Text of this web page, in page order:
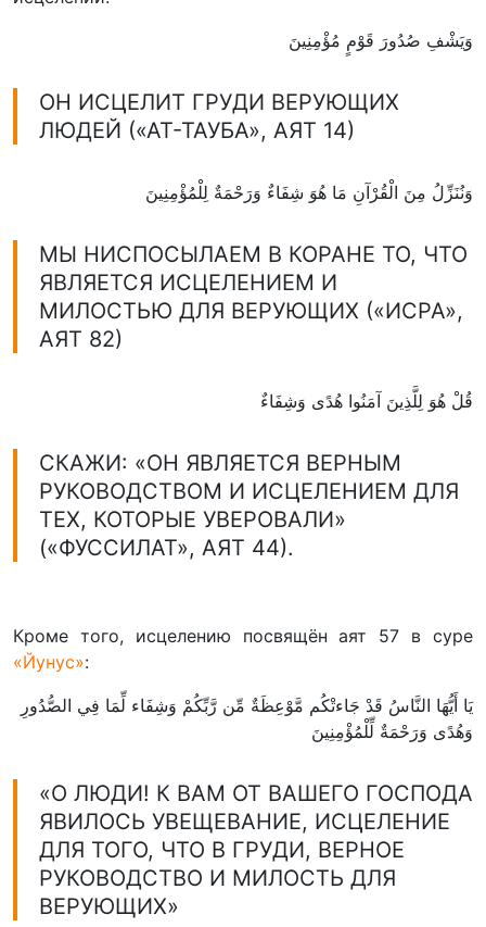
وَيَشْفِ صُدُورَ قَوْمٍ مُؤْمِنِينَ
ОН ИСЦЕЛИТ ГРУДИ ВЕРУЮЩИХ
ЛЮДЕЙ («АТ-ТАУБА», АЯТ 14)
وَنُنَزِّلُ مِنَ الْقُرْآنِ مَا هُوَ شِفَاءٌ وَرَحْمَةٌ لِلْمُؤْمِنِينَ
МЫ НИСПОСЫЛАЕМ В КОРАНЕ ТО, ЧТО
ЯВЛЯЕТСЯ ИСЦЕЛЕНИЕМ И
МИЛОСТЬЮ ДЛЯ ВЕРУЮЩИХ («ИСРА»,
АЯТ 82)
قُلْ هُوَ لِلَّذِينَ آمَنُوا هُدًى وَشِفَاءٌ
СКАЖИ: «ОН ЯВЛЯЕТСЯ ВЕРНЫМ
РУКОВОДСТВОМ И ИСЦЕЛЕНИЕМ ДЛЯ
ТЕХ, КОТОРЫЕ УВЕРОВАЛИ»
(«ФУССИЛАТ», АЯТ 44).
Кроме того, исцелению посвящён аят 57 в суре
«Йунус»:
يَا أَيُّهَا النَّاسُ قَدْ جَاءتْكُم مَّوْعِظَةٌ مِّن رَّبِّكُمْ وَشِفَاء لِّمَا فِي الصُّدُورِ
وَهُدًى وَرَحْمَةٌ لِّلْمُؤْمِنِينَ
«О ЛЮДИ! К ВАМ ОТ ВАШЕГО ГОСПОДА
ЯВИЛОСЬ УВЕЩЕВАНИЕ, ИСЦЕЛЕНИЕ
ДЛЯ ТОГО, ЧТО В ГРУДИ, ВЕРНОЕ
РУКОВОДСТВО И МИЛОСТЬ ДЛЯ
ВЕРУЮЩИХ»